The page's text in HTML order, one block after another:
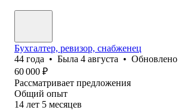
Бухгалтер, ревизор, снабженец
44 года • Была 4 августа • Обновлено
60 000 ₽
Рассматривает предложения
Общий опыт
14 лет 5 месяцев